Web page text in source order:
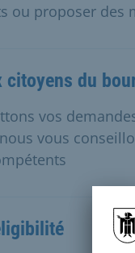
ou proposer des
citoyens du
vos
vous